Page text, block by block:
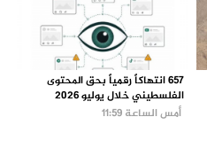
657 انتهاكاً رقمياً بحق المحتوى
الفلسطيني خلال يوليو 2026
أمس الساعة 11:59